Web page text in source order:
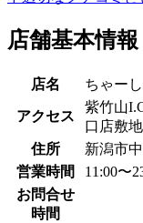
店舗基本情報
店名 ちゃー
アクセス
紫竹山
口店敷
住所
新潟市
営業時間
11:00〜
お問合せ
時間